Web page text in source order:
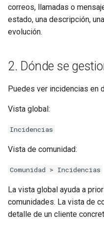
b
ú
e
d
a
correos, llamadas o
estado, una descripción,
evolución.
2. Dónde se
Puedes ver incidencias en
Vista global:
Incidencias
Vista de comunidad:
Comunidad > Incidencias
La vista global ayuda a
comunidades. La vista de
detalle de un cliente